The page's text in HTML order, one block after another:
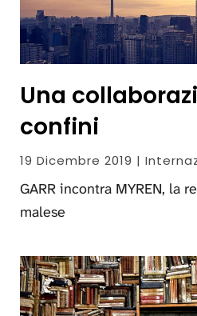
Una
confini
19 Dicembre 2019 |
GARR incontra MYREN, la
malese